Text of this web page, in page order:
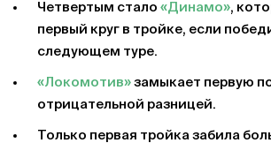
Четвертым стало «Динамо»,
первый круг в тройке, если
следующем туре.
«Локомотив» замыкает первую
отрицательной разницей.
Только первая тройка забила